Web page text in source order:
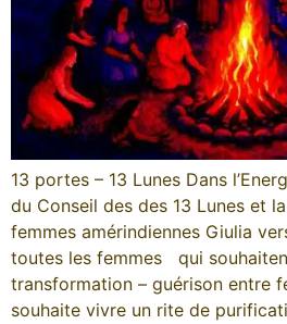
13 portes – 13 Lunes Dans
du Conseil des des 13 Lunes et
femmes amérindiennes Giulia
toutes les femmes qui
transformation – guérison entre
souhaite vivre un rite de